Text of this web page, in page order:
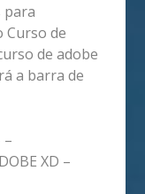
para
Curso de
de adobe
a barra de
–
XD –